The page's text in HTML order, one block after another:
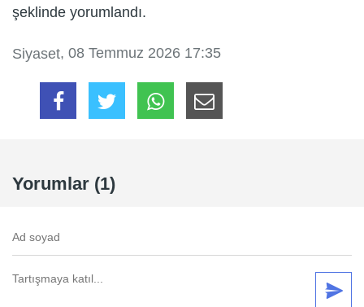
şeklinde yorumlandı.
Siyaset, 08 Temmuz 2026 17:35
Yorumlar (1)